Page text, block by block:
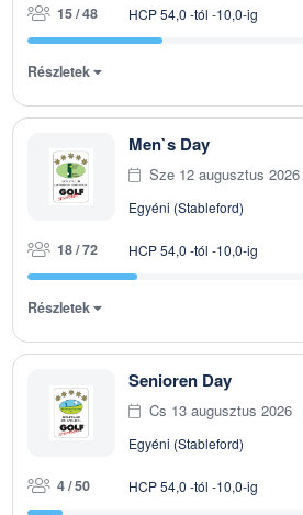
15 / 48 HCP 54,0 -tól -10,0-ig
Részletek
Men`s Day
Sze 12 augusztus 2026
Egyéni (Stableford)
18 / 72 HCP 54,0 -tól -10,0-ig
Részletek
Senioren Day
Cs 13 augusztus 2026
Egyéni (Stableford)
4 / 50 HCP 54,0 -tól -10,0-ig